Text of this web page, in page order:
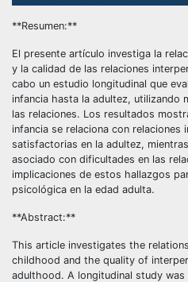
**Resumen:**
El presente artículo investiga la
y la calidad de las relaciones
cabo un estudio longitudinal que
infancia hasta la adultez, utilizando
las relaciones. Los resultados
infancia se relaciona con relaciones
satisfactorias en la adultez,
asociado con dificultades en las
implicaciones de estos hallazgos
psicológica en la edad adulta.
**Abstract:**
This article investigates the
childhood and the quality of
adulthood. A longitudinal study